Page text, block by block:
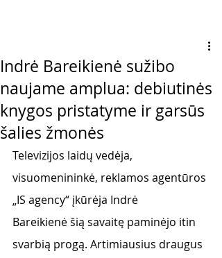
Indrė Bareikienė sužibo
naujame amplua: debiutinės
knygos pristatyme ir garsūs
šalies žmonės
Televizijos laidų vedėja,
visuomenininkė, reklamos agentūros
„IS agency“ įkūrėja Indrė
Bareikienė šią savaitę paminėjo itin
svarbią progą. Artimiausius draugus